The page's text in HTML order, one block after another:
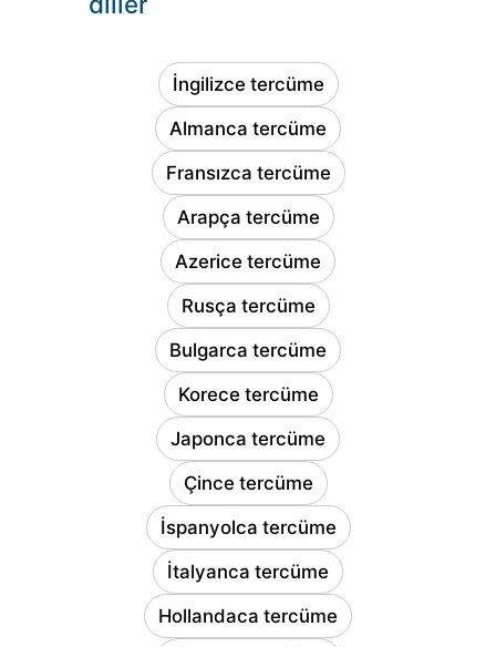
İngilizce tercüme
Almanca tercüme
Fransızca tercüme
Arapça tercüme
Azerice tercüme
Rusça tercüme
Bulgarca tercüme
Korece tercüme
Japonca tercüme
Çince tercüme
İspanyolca tercüme
İtalyanca tercüme
Hollandaca tercüme